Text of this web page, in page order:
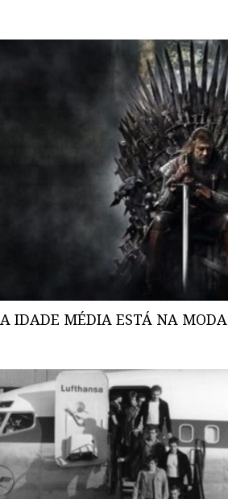
A IDADE MÉDIA ESTÁ NA MODA